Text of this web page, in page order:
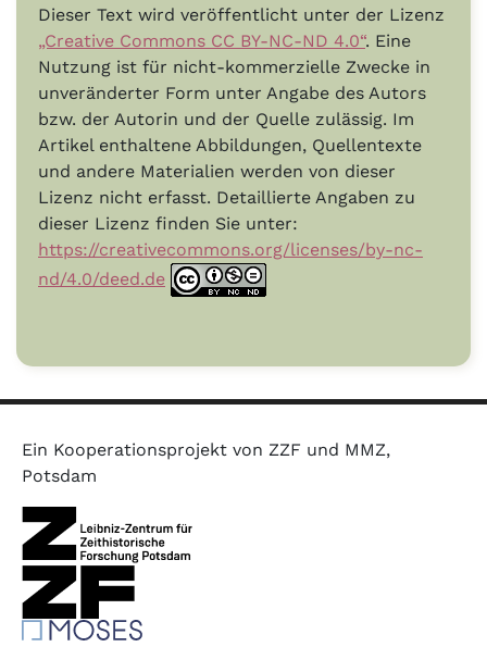
Dieser Text wird veröffentlicht unter der Lizenz
„Creative Commons CC BY-NC-ND 4.0“. Eine
Nutzung ist für nicht-kommerzielle Zwecke in
unveränderter Form unter Angabe des Autors
bzw. der Autorin und der Quelle zulässig. Im
Artikel enthaltene Abbildungen, Quellentexte
und andere Materialien werden von dieser
Lizenz nicht erfasst. Detaillierte Angaben zu
dieser Lizenz finden Sie unter:
https://creativecommons.org/licenses/by-nc-
nd/4.0/deed.de
Ein Kooperationsprojekt von ZZF und MMZ,
Potsdam